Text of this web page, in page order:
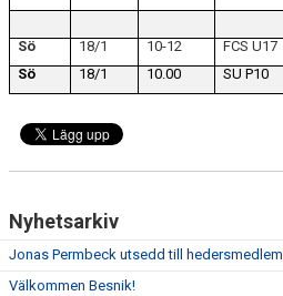
DOKUMENT
PARTNERS
Sö 18/1 10-12 FCS U17
Sö
18/1 10.00 SU P10
Nyhetsarkiv
Jonas Permbeck utsedd till hedersmedlem
Välkommen Besnik!